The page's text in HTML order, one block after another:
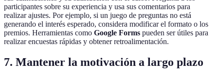
participantes sobre su experiencia y usa sus comentarios para
realizar ajustes. Por ejemplo, si un juego de preguntas no está
generando el interés esperado, considera modificar el formato o los
premios. Herramientas como Google Forms pueden ser útiles para
realizar encuestas rápidas y obtener retroalimentación.
7. Mantener la motivación a largo plazo